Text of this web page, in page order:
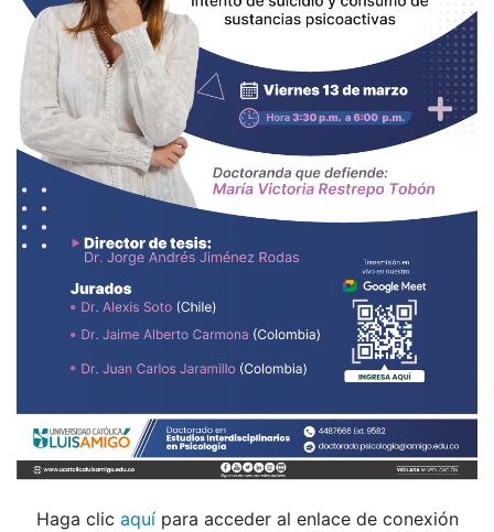
Haga clic aquí para acceder al enlace de conexión